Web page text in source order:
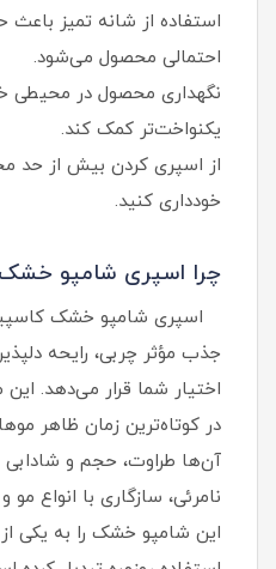
استفاده از شانه تمیز
احتمالی محصول می‌شود.
نگهداری محصول در محیطی
یکنواخت‌تر کمک کند.
از اسپری کردن بیش از حد
خودداری کنید.
چرا اسپری شامپو
اسپری شامپو خشک کاسپین
جذب مؤثر چربی، رایحه
اختیار شما قرار می‌دهد.
در کوتاه‌ترین زمان ظاهر
آن‌ها طراوت، حجم و
نامرئی، سازگاری با انواع
این شامپو خشک را به یکی از